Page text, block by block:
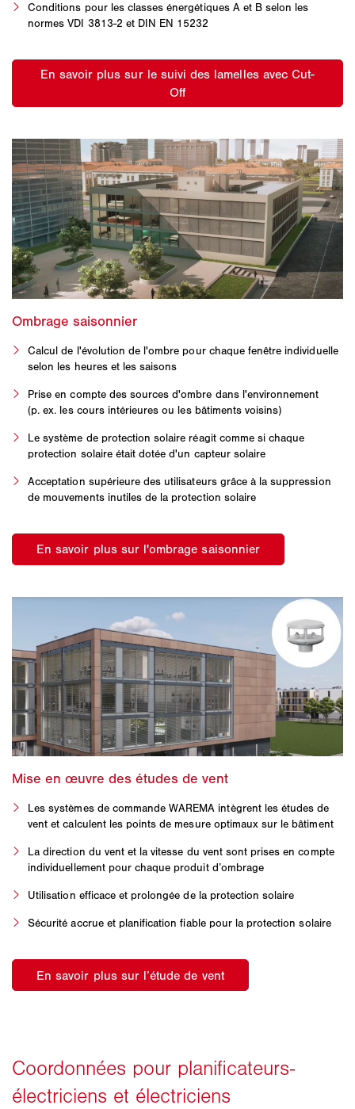
Conditions pour les classes énergétiques A et B selon les
normes VDI 3813-2 et DIN EN 15232
Calcul de l'évolution de l'ombre pour chaque fenêtre individuelle
selon les heures et les saisons
Prise en compte des sources d'ombre dans l'environnement
(p. ex. les cours intérieures ou les bâtiments voisins)
Le système de protection solaire réagit comme si chaque
protection solaire était dotée d'un capteur solaire
Acceptation supérieure des utilisateurs grâce à la suppression
de mouvements inutiles de la protection solaire
Les systèmes de commande WAREMA intègrent les études de
vent et calculent les points de mesure optimaux sur le bâtiment
La direction du vent et la vitesse du vent sont prises en compte
individuellement pour chaque produit d’ombrage
Utilisation efficace et prolongée de la protection solaire
Sécurité accrue et planification fiable pour la protection solaire